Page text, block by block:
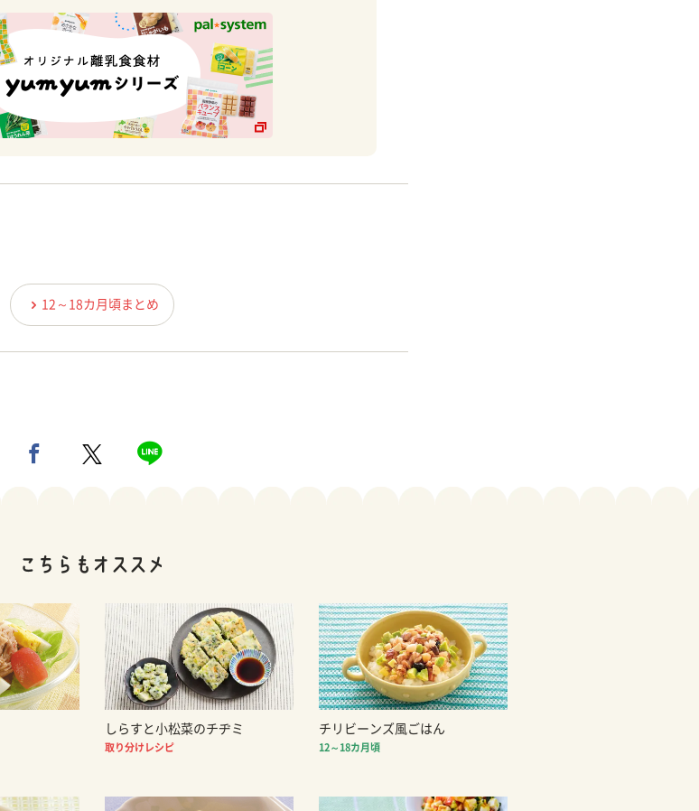
12～18カ月頃まとめ
しらすと小松菜のチヂミ
取り分けレシピ
チリビーンズ風ごはん
12～18カ月頃